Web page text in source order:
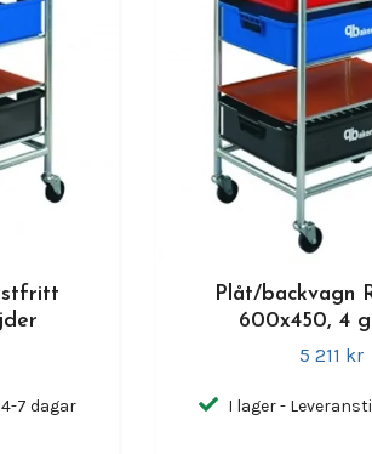
7 dagar
Plåt/backvagn
600x450, 4
5 211 kr
I lager -